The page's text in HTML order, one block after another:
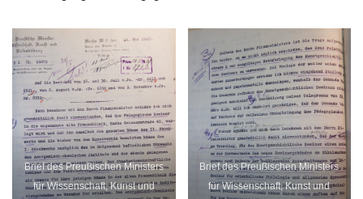
Brief des Preußischen Ministers
für Wissenschaft, Kunst und
Brief des Preußischen Ministers
für Wissenschaft, Kunst und